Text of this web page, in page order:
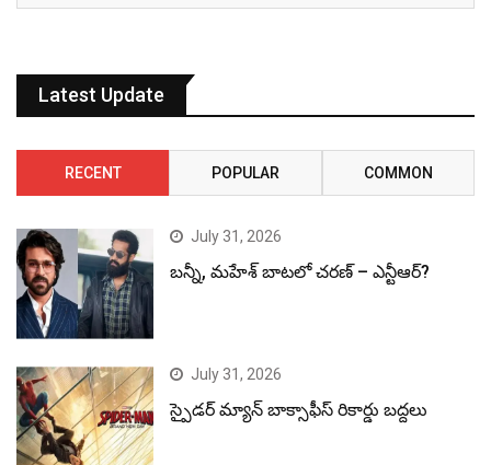
Latest Update
RECENT POPULAR COMMON
July 31, 2026
బన్నీ, మహేశ్ బాటలో చరణ్ – ఎన్టీఆర్?
July 31, 2026
స్పైడర్ మ్యాన్ బాక్సాఫీస్ రికార్డు బద్దలు